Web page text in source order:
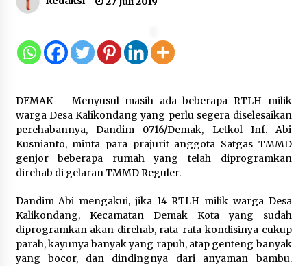
8 Agustus 2026
9 Kopi Botol Terbaik yang Praktis
untuk Menemani Aktivitas
8 Agustus 2026
Kemenpar Turut Perkuat
Pengembangan KEK Samota
sebagai Destinasi Wisata Bahari
Berkelas Dunia
DEMAK – Menyusul masih ada beberapa RTLH milik
warga Desa Kalikondang yang perlu segera diselesaikan
perehabannya, Dandim 0716/Demak, Letkol Inf. Abi
Kusnianto, minta para prajurit anggota Satgas TMMD
genjor beberapa rumah yang telah diprogramkan
direhab di gelaran TMMD Reguler.
Dandim Abi mengakui, jika 14 RTLH milik warga Desa
Kalikondang, Kecamatan Demak Kota yang sudah
diprogramkan akan direhab, rata-rata kondisinya cukup
parah, kayunya banyak yang rapuh, atap genteng banyak
yang bocor, dan dindingnya dari anyaman bambu.